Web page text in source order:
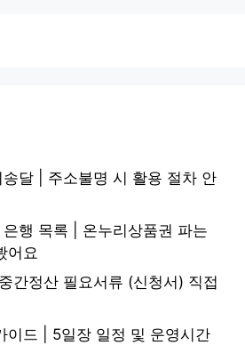
달 | 주소불명 시 활용 절차 안
행 목록 | 온누리상품권 파는
어요
간정산 필요서류 (신청서) 직접
이드 | 5일장 일정 및 운영시간